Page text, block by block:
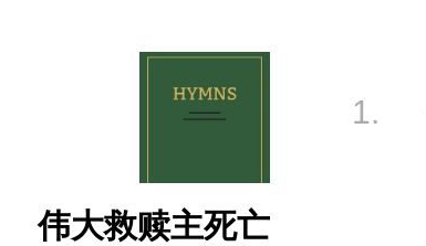
伟大救赎主死亡
1.